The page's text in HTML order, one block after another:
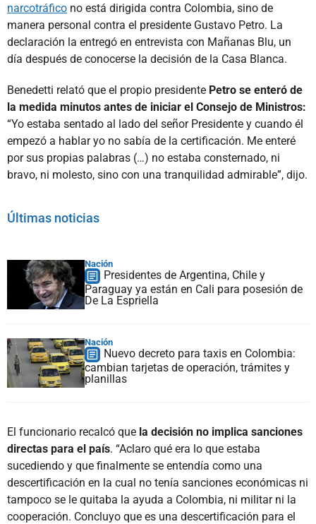
narcotráfico no está dirigida contra Colombia, sino de
manera personal contra el presidente Gustavo Petro. La
declaración la entregó en entrevista con Mañanas Blu, un
día después de conocerse la decisión de la Casa Blanca.
Benedetti relató que el propio presidente Petro se enteró de
la medida minutos antes de iniciar el Consejo de Ministros:
“Yo estaba sentado al lado del señor Presidente y cuando él
empezó a hablar yo no sabía de la certificación. Me enteré
por sus propias palabras (…) no estaba consternado, ni
bravo, ni molesto, sino con una tranquilidad admirable”, dijo.
Últimas noticias
Nación
Presidentes de Argentina, Chile y
Paraguay ya están en Cali para posesión de
De La Espriella
Nación
Nuevo decreto para taxis en Colombia:
cambian tarjetas de operación, trámites y
planillas
El funcionario recalcó que la decisión no implica sanciones
directas para el país. “Aclaro qué era lo que estaba
sucediendo y que finalmente se entendía como una
descertificación en la cual no tenía sanciones económicas ni
tampoco se le quitaba la ayuda a Colombia, ni militar ni la
cooperación. Concluyo que es una descertificación para el